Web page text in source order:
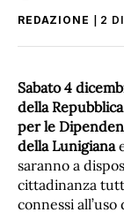
REDAZIONE 2
Sabato 4
della
per le
della Lunigiana
saranno a
cittadinanza
connessi all’uso